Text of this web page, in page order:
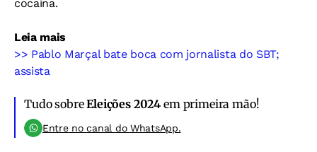
cocaína.
Leia mais
>> Pablo Marçal bate boca com jornalista do SBT;
assista
Tudo sobreEleições 2024 em primeira mão!
Entre no canal do WhatsApp.